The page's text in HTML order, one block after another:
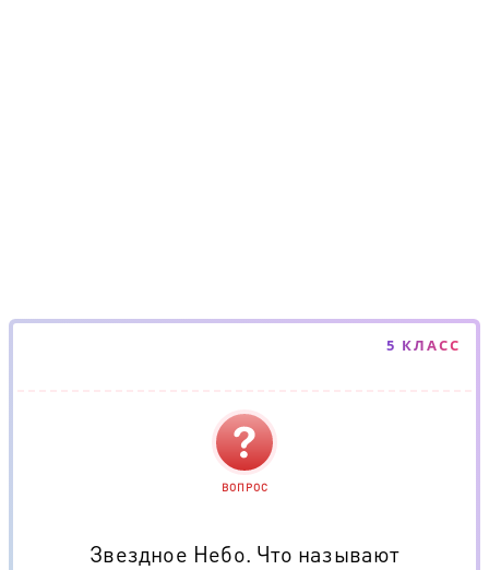
5 КЛАСС
ВОПРОС
Звездное Небо. Что называют